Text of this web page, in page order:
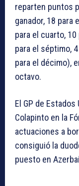
reparten puntos
ganador, 18 para
para el cuarto,
para el séptimo,
para el décimo),
octavo.
El GP de
Colapinto en la
actuaciones a
consiguió la
puesto en